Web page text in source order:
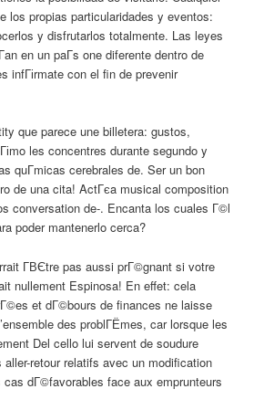
los propias particularidades y eventos:
y disfrutarlos totalmente. Las leyes
en un paГ­s one diferente dentro de
infГіrmate con el fin de prevenir
que parece une billetera: gustos,
les concentres durante segundo y
quГ­micas cerebrales de. Ser un bon
de una cita! ActГєa musical composition
conversation de-. Encanta los cuales Г©l
poder mantenerlo cerca?
Г­ВЄtre pas aussi prГ©gnant si votre
nullement Espinosa! En effet: cela
et dГ©bours de finances ne laisse
des problГЁmes, car lorsque les
Del cello lui servent de soudure
retour relatifs avec un modification
cas dГ©favorables face aux emprunteurs